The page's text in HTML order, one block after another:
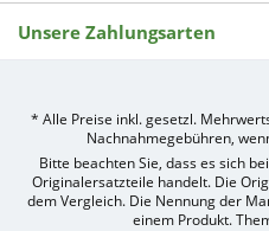
Unsere Zahlungsarten
* Alle Preise inkl. gesetzl.
Nachnahmegebühren,
Bitte beachten Sie, dass es sich
Originalersatzteile handelt. Die
dem Vergleich. Die Nennung der
einem Produkt.